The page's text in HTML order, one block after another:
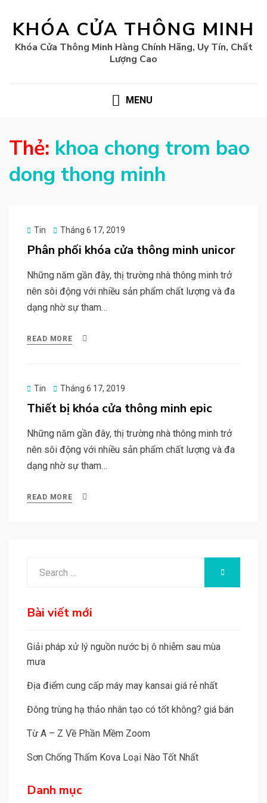
KHÓA CỬA THÔNG MINH
Khóa Cửa Thông Minh Hàng Chính Hãng, Uy Tín, Chất
Lượng Cao
MENU
Thẻ: khoa chong trom bao
dong thong minh
Tin
Posted
Tháng 6 17, 2019
Phân phối khóa cửa thông minh unicor
Những năm gần đây, thị trường nhà thông minh trở
nên sôi động với nhiều sản phẩm chất lượng và đa
dạng nhờ sự tham…
READ MORE
Tin
Posted
Tháng 6 17, 2019
Thiết bị khóa cửa thông minh epic
Những năm gần đây, thị trường nhà thông minh trở
nên sôi động với nhiều sản phẩm chất lượng và đa
dạng nhờ sự tham…
READ MORE
SEARCH
Bài viết mới
Giải pháp xử lý nguồn nước bị ô nhiễm sau mùa
mưa
Địa điểm cung cấp máy may kansai giá rẻ nhất
Đông trùng hạ thảo nhân tạo có tốt không? giá bán
Từ A – Z Về Phần Mềm Zoom
Sơn Chống Thấm Kova Loại Nào Tốt Nhất
Danh mục